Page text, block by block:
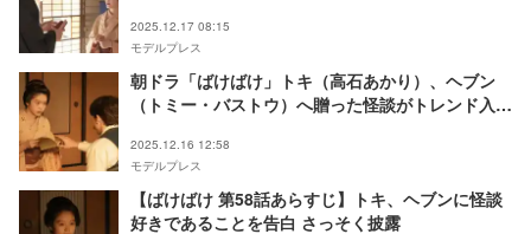
2025.12.17 08:15
モデルプレス
朝ドラ「ばけばけ」トキ（高石あかり）、ヘブン
（トミー・バストウ）へ贈った怪談がトレンド入り
2025.12.16 12:58
モデルプレス
【ばけばけ 第58話あらすじ】トキ、ヘブンに怪談
好きであることを告白 さっそく披露